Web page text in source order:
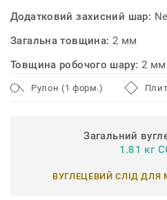
(обрізки та відходи після
нашої програми ReStart®.
Додатковий захисний шар:
Загальна товщина: 2 мм
Товщина робочого шару: 2 мм
Рулон (1 форм.)
Загальний
1.81 кг
ВУГЛЕЦЕВИЙ СЛІД ДЛЯ